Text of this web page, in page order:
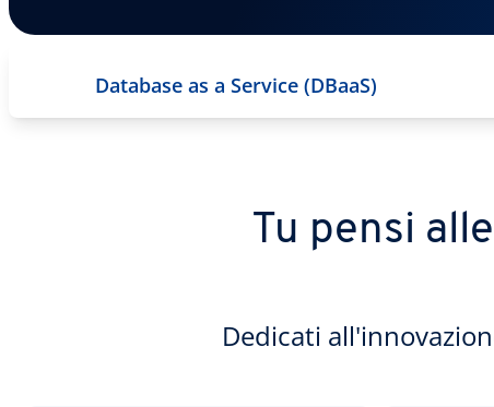
Database as a Service (DBaaS)
Tu pensi
Dedicati